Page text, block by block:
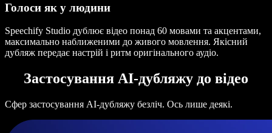
Голоси як у людини
Speechify Studio дублює відео понад 60 мовами та акцентами,
максимально наближеними до живого мовлення. Якісний
дубляж передає настрій і ритм оригінального аудіо.
Застосування AI-дубляжу до відео
Сфер застосування AI-дубляжу безліч. Ось лише деякі.